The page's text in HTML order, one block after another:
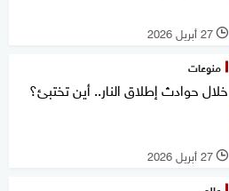
l 27 أبريل 2026
منوعات
خلال حوادث إطلاق النار.. أين تختبئ؟
l 27 أبريل 2026